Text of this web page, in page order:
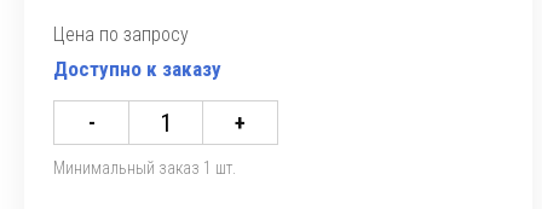
Цена по запросу
Доступно к заказу
- +
Минимальный заказ 1 шт.